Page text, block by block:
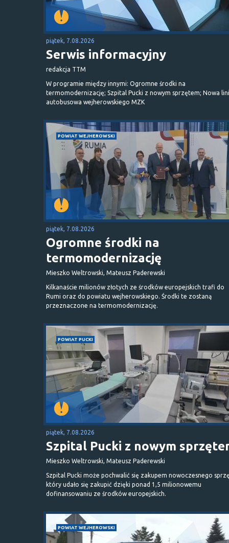
piątek, 7.08.2026
Serwis informacyjny
redakcja TTM
W programie między innymi: Ogromne środki na
termomodernizację; Szpital Pucki z nowym sprzętem; Nowa
autobusowa wejherowskiego MZK
POWIAT WEJHEROWSKI
piątek, 7.08.2026
Ogromne środki na
termomodernizację
Mieszko Weltrowski, Mateusz Paderewski
Kilkanaście milionów złotych ze środków europejskich trafi do
Rumi oraz do powiatu wejherowskiego. Środki te zostaną
przeznaczone na termomodernizację.
POWIAT PUCKI
piątek, 7.08.2026
Szpital Pucki z nowym
Mieszko Weltrowski, Mateusz Paderewski
Szpital Pucki może pochwalić się zakupem nowoczesnego
który udało się zakupić dzięki ponad 1,5 milionowemu
dofinansowaniu ze środków europejskich.
POWIAT WEJHEROWSKI